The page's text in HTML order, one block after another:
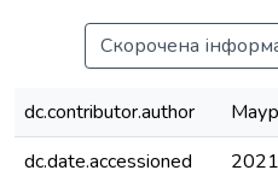
Скорочена
dc.contributor.author
dc.date.accessioned